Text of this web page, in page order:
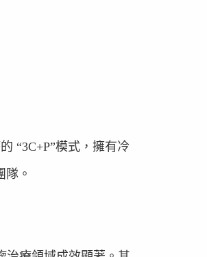
“3C+P”模式，擁有冷
。